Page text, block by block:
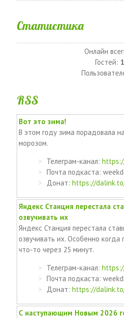
Статистика
Онлайн
Гостей: 1
RSS
Вот это зима!
В этом году зима порадовала
морозом.
Телеграм-канал:
Почта подкаста:
Донат: https://
Яндекс Станция перестала
озвучивать их
Яндекс Станция перестала
озвучивать их. Особенно
что-то через 25 минут.
Телеграм-канал:
Почта подкаста:
Донат: https://
С наступающим Новым 2026